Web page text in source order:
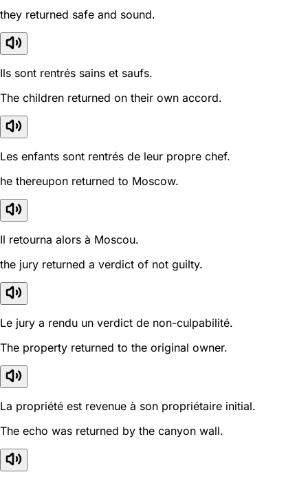
they returned safe and sound.
Ils sont rentrés sains et saufs.
The children returned on their own accord.
Les enfants sont rentrés de leur propre chef.
he thereupon returned to Moscow.
Il retourna alors à Moscou.
the jury returned a verdict of not guilty.
Le jury a rendu un verdict de non-culpabilité.
The property returned to the original owner.
La propriété est revenue à son propriétaire initial.
The echo was returned by the canyon wall.